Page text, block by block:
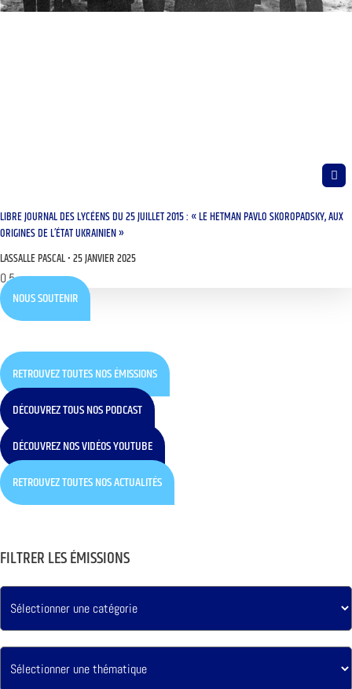
LIBRE JOURNAL DES LYCÉENS DU 25 JUILLET 2015 : « LE HETMAN PAVLO SKOROPADSKY, AUX
ORIGINES DE L’ÉTAT UKRAINIEN »
LASSALLE PASCAL 25 JANVIER 2025
NOUS SOUTENIR
RETROUVEZ TOUTES NOS ÉMISSIONS
DÉCOUVREZ TOUS NOS PODCAST
DÉCOUVREZ NOS VIDÉOS YOUTUBE
RETROUVEZ TOUTES NOS ACTUALITÉS
FILTRER LES ÉMISSIONS